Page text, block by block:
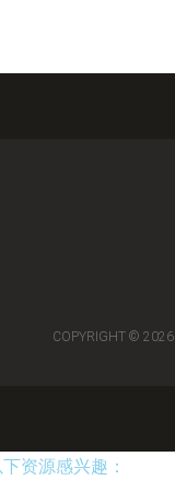
COPYRIGHT © 2026
资源感兴趣：